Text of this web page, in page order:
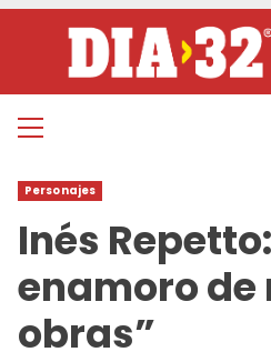
contenido
Menú
Personajes
Inés
enamoro de
obras”